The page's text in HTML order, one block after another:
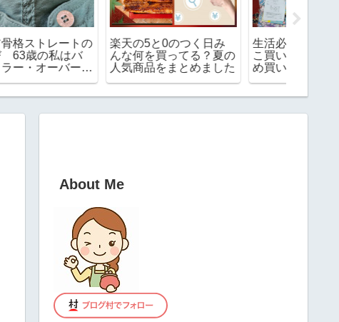
ご近所さんが古家を解体
したら街にGが増えまく
り
ブログの更新頻度を落と
してみて分かったこと
メリットとデメリット
About Me